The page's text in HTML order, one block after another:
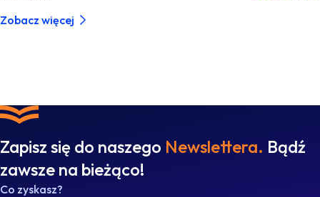
Zobacz więcej
Zapisz się do naszego Newslettera. Bądź
zawsze na bieżąco!
Co zyskasz?